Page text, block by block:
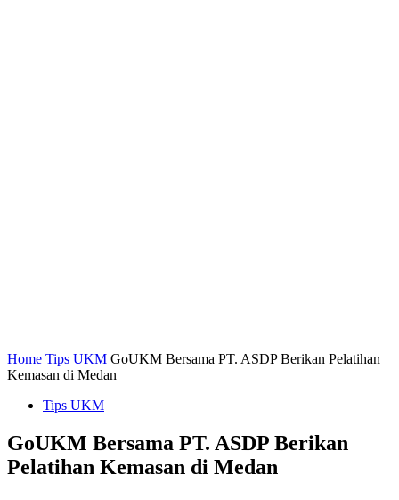
Home Tips UKM GoUKM Bersama PT. ASDP Berikan Pelatihan
Kemasan di Medan
Tips UKM
GoUKM Bersama PT. ASDP Berikan
Pelatihan Kemasan di Medan